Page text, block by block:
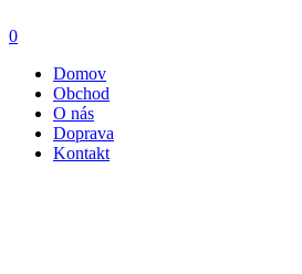
0
Domov
Obchod
O nás
Doprava
Kontakt